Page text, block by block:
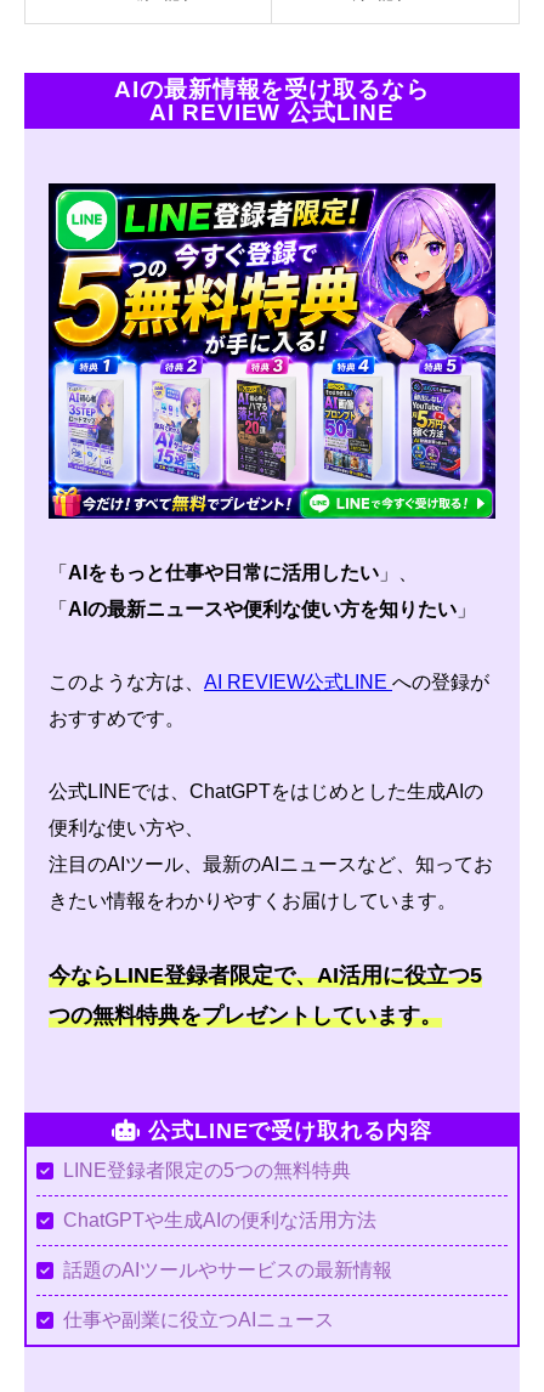
AIの最新情報を受け取るなら
AI REVIEW 公式LINE
「 AIをもっと仕事や日常に活用したい 」、
「 AIの最新ニュースや便利な使い方を知りたい 」
このような方は、 AI REVIEW公式LINE への登録が
おすすめです。
公式LINEでは、ChatGPTをはじめとした生成AIの
便利な使い方や、
注目のAIツール、最新のAIニュースなど、知ってお
きたい情報をわかりやすくお届けしています。
今ならLINE登録者限定で、AI活用に役立つ5
つの無料特典をプレゼントしています。
公式LINEで受け取れる内容
LINE登録者限定の5つの無料特典
ChatGPTや生成AIの便利な活用方法
話題のAIツールやサービスの最新情報
仕事や副業に役立つAIニュース